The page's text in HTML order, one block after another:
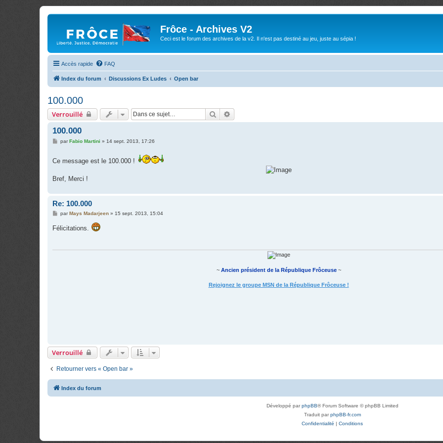
Frôce - Archives V2
Ceci est le forum des archives de la v2. Il n'est pas destiné au jeu, juste au sépia !
Accès rapide FAQ
Index du forum Discussions Ex Ludes Open bar
100.000
Verrouillé Rechercher
100.000
M
a
parFabio Martini » 14 sept. 2013, 17:26
Ce message est le 100.000 !
Bref, Merci !
Re: 100.000
M
s
s
parMays Madarjeen» 15 sept. 2013, 15:04
Félicitations.
~ Ancien président de la République Frôceuse~
Rejoignez le groupe MSN de la République Frôceuse !
Verrouillé
Retourner vers « Open bar »
Index du forum
Développé parphpBB® Forum Software © phpBB Limited
Traduit parphpBB-fr.com
Confidentialité | Conditions